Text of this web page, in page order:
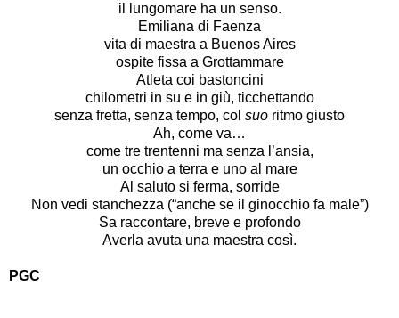
il lungomare ha un senso.
Emiliana di Faenza
vita di maestra a Buenos Aires
ospite fissa a Grottammare
Atleta coi bastoncini
chilometri in su e in giù, ticchettando
senza fretta, senza tempo, col suo ritmo giusto
Ah, come va…
come tre trentenni ma senza l’ansia,
un occhio a terra e uno al mare
Al saluto si ferma, sorride
Non vedi stanchezza (“anche se il ginocchio fa male”)
Sa raccontare, breve e profondo
Averla avuta una maestra così.
PGC